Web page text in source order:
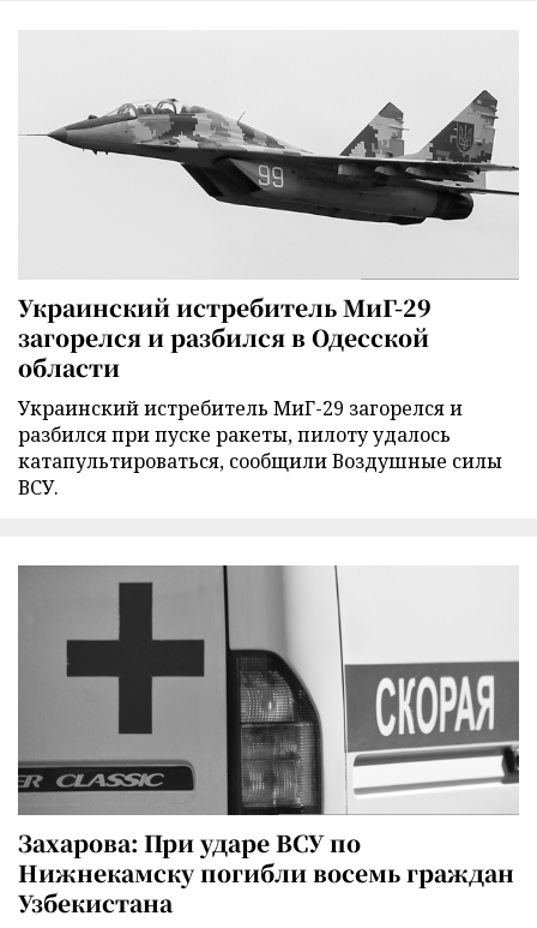
Украинский истребитель МиГ-29
загорелся и разбился в Одесской
области
Украинский истребитель МиГ-29 загорелся и
разбился при пуске ракеты, пилоту удалось
катапультироваться, сообщили Воздушные силы
ВСУ.
Захарова: При ударе ВСУ по
Нижнекамску погибли восемь граждан
Узбекистана